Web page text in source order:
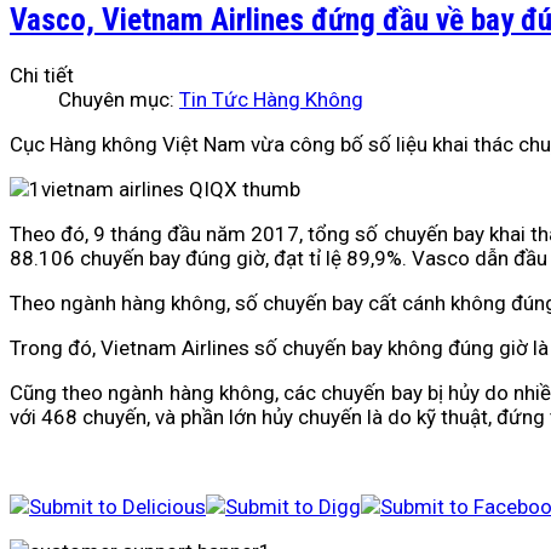
Vasco, Vietnam Airlines đứng đầu về bay
Chi tiết
Chuyên mục: Tin Tức Hàng Không
Cục Hàng không Việt Nam vừa công bố số liệu khai thác
Theo đó, 9 tháng đầu năm 2017, tổng số chuyến bay khai
88.106 chuyến bay đúng giờ, đạt tỉ lệ 89,9%. Vasco dẫn
Theo ngành hàng không, số chuyến bay cất cánh không
Trong đó, Vietnam Airlines số chuyến bay không đúng giờ
Cũng theo ngành hàng không, các chuyến bay bị hủy do
với 468 chuyến, và phần lớn hủy chuyến là do kỹ thuật,